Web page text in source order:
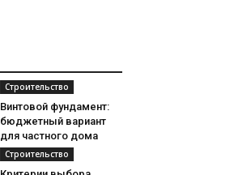
Строительство
Винтовой фундамент:
бюджетный вариант
для частного дома
Строительство